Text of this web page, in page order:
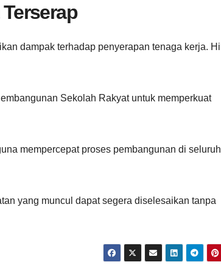
dampak terhadap penyerapan tenaga kerja.
Sekolah Rakyat untuk memperkuat
mempercepat proses pembangunan di seluruh
yang muncul dapat segera diselesaikan tanpa